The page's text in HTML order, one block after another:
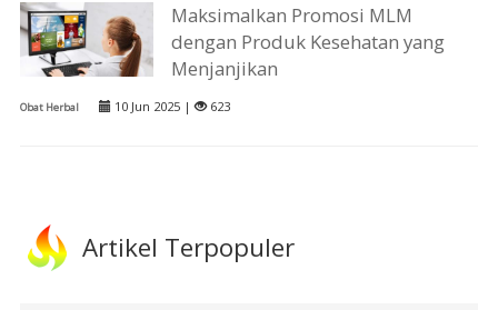
Maksimalkan Promosi MLM
dengan Produk Kesehatan yang
Menjanjikan
Obat Herbal 10 Jun 2025 | 623
Artikel Terpopuler